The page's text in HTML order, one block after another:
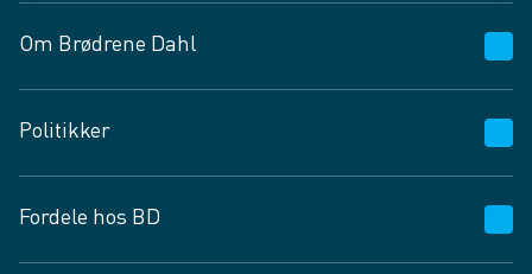
Om Brødrene Dahl
Vagttelefon 30 10 89 89
Spørgsmål og svar
Job og karriere
Fødevarekontrolrapport
Politikker
Privatlivspolitik
Cookies
Fordele hos BD